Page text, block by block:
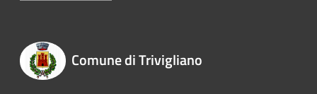
Comune di Trivigliano